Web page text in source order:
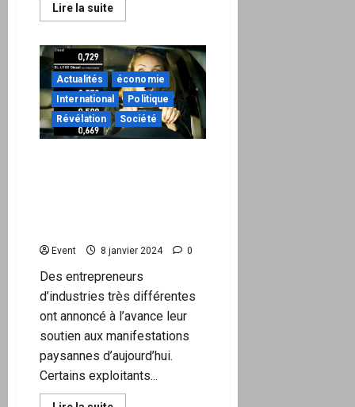
Lire la suiteEn
savoir
Bonne
Année
2024
pour
la
Paix,
la
Prospérité,
les
Actualités
économie
International
Politique
Révélation
Société
Event 8 janvier 2024 0
Des entrepreneurs
d’industries très différentes
ont annoncé à l’avance leur
soutien aux manifestations
paysannes d’aujourd’hui.
Certains exploitants...